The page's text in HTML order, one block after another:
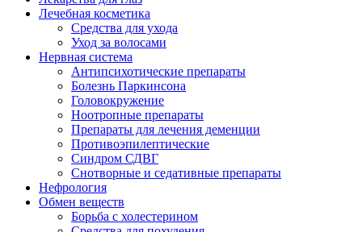
Лечебная косметика
Средства для ухода
Уход за волосами
Нервная система
Антипсихотические препараты
Болезнь Паркинсона
Головокружение
Ноотропные препараты
Препараты для лечения деменции
Противоэпилептические
Синдром СДВГ
Снотворные и седативные препараты
Нефрология
Обмен веществ
Борьба с холестерином